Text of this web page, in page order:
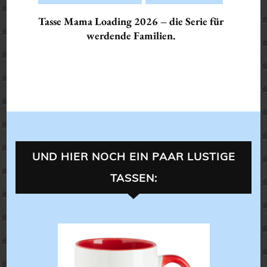
Tasse Mama Loading 2026 – die Serie für
werdende Familien.
UND HIER NOCH EIN PAAR LUSTIGE
TASSEN:
LANDLEBEN